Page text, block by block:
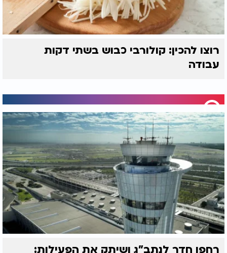
רוצו להכין: קולורבי כבוש בשתי דקות
עבודה
רחפן חדר לנתב"ג ושיתק את הפעילות: